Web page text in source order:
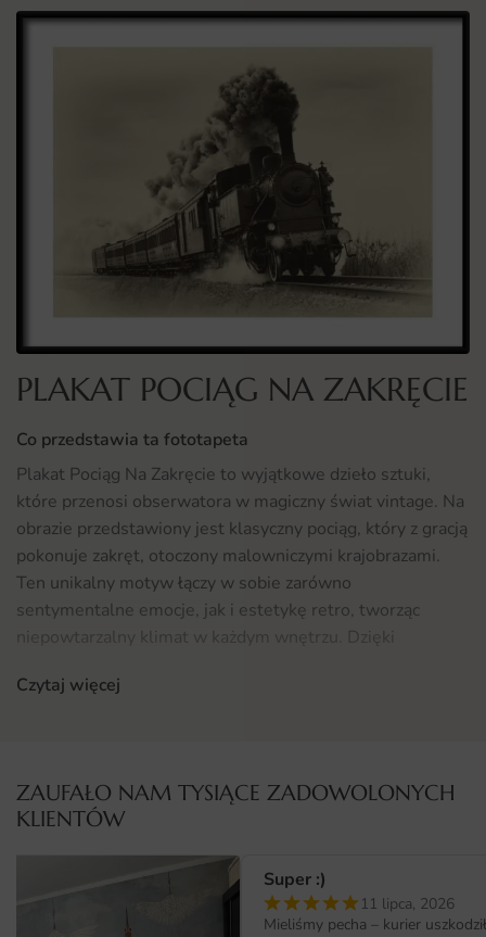
PLAKAT POCIĄG NA ZAKRĘCIE
Co przedstawia ta fototapeta
Plakat Pociąg Na Zakręcie to wyjątkowe dzieło sztuki,
które przenosi obserwatora w magiczny świat vintage. Na
obrazie przedstawiony jest klasyczny pociąg, który z gracją
pokonuje zakręt, otoczony malowniczymi krajobrazami.
Ten unikalny motyw łączy w sobie zarówno
sentymentalne emocje, jak i estetykę retro, tworząc
niepowtarzalny klimat w każdym wnętrzu. Dzięki
detalami, które przyciągają wzrok i skłaniają do refleksji
Plakat Pociąg Na Zakręcie doskonale odnajdzie się w
różnych przestrzeniach. Może stać się centralnym
punktem dekoracyjnym w salonie, gabinecie, czy też w
przedpokoju. Jego elegancki, vintage'owy styl sprawia, że
idealnie pasuje do wnętrz urządzonych w klasycznym lub
Czytaj więcej
ZAUFAŁO NAM TYSIĄCE ZADOWOLONYCH
KLIENTÓW
Super :)
11 lipca, 2026
Mieliśmy pecha – kurier